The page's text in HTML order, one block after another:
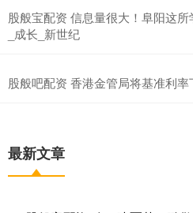
股般宝配资 信息量很大！阜阳这
_成长_新世纪
股般吧配资 香港金管局将基准利
最新文章